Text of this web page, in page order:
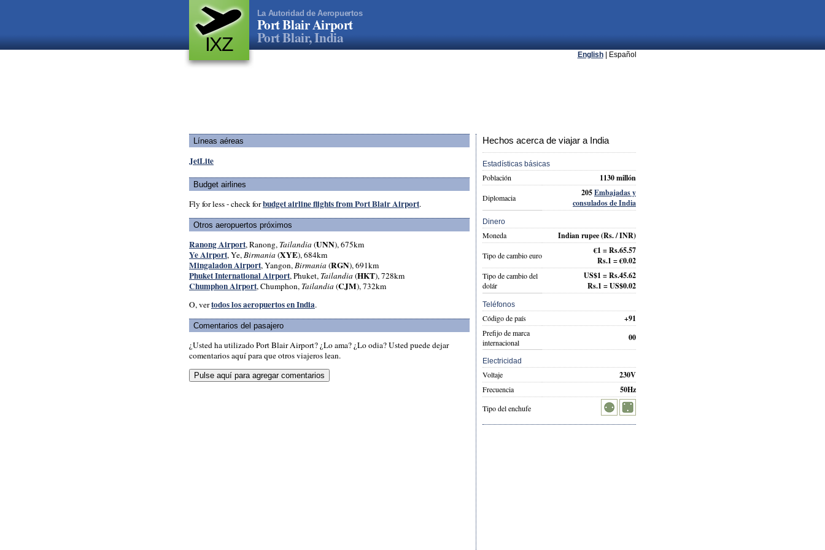
IXZ
La Autoridad de Aeropuertos
Port Blair Airport
Port Blair, India
English| Español
Líneas aéreas
JetLite
Budget airlines
Fly for less - check forbudget airline flights from Port Blair Airport.
Otros aeropuertos próximos
Ranong Airport, Ranong, Tailandia (UNN), 675km
Ye Airport, Ye,Birmania (XYE), 684km
Mingaladon Airport, Yangon,Birmania (RGN), 691km
Phuket International Airport, Phuket, Tailandia (HKT), 728km
Chumphon Airport, Chumphon, Tailandia (CJM), 732km
O, vertodos los aeropuertos en India.
Comentarios del pasajero
¿Usted ha utilizado Port Blair Airport? ¿Lo ama? ¿Lo odia? Usted puede dejar
comentarios aquí para que otros viajeros lean.
Hechos acerca de viajar a India
Estadísticas básicas
Población 1130 millón
Diplomacia 205Embajadas y
consulados de India
Dinero
Moneda Indian rupee(Rs. / INR)
Tipo de cambio euro
€1 = Rs.65.57
Rs.1 = €0.02
Tipo de cambio del
dolár
US$1 = Rs.45.62
Rs.1 = US$0.02
Teléfonos
Código de país +91
Prefijo de marca
internacional
00
Electricidad
Voltaje 230V
Frecuencia 50Hz
Tipo del enchufe